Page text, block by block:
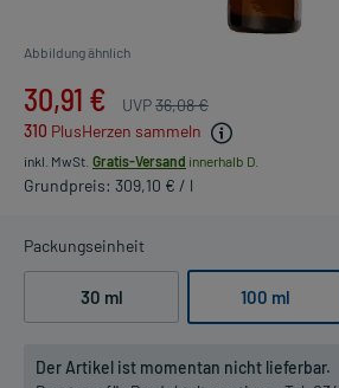
Abbildung ähnlich
30,91 € UVP36,08 €
310 PlusHerzen sammeln
inkl. MwSt. Gratis-Versand innerhalb D.
Grundpreis: 309,10 € / l
Packungseinheit
30 ml 100 ml
Der Artikel ist momentan nicht lieferbar.